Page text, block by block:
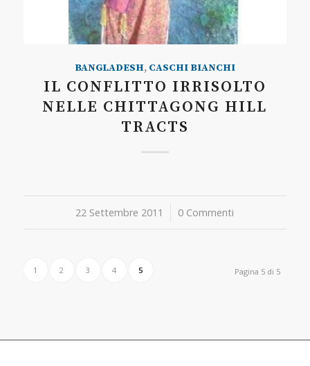
BANGLADESH, CASCHI BIANCHI
IL CONFLITTO IRRISOLTO
NELLE CHITTAGONG HILL
TRACTS
22 Settembre 2011
/ 0 Commenti
Pagina 5 di 5
1 2 3 4 5